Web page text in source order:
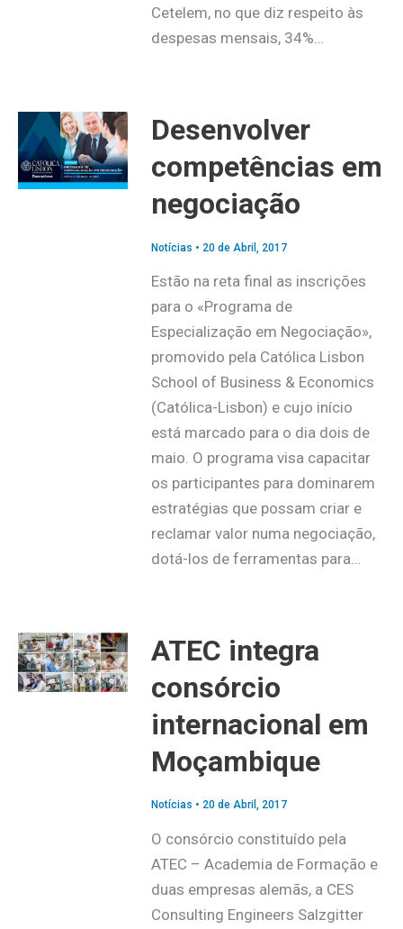
Cetelem, no que diz respeito às
despesas mensais, 34%…
Desenvolver
competências em
negociação
Notícias • 20 de Abril, 2017
Estão na reta final as inscrições
para o «Programa de
Especialização em Negociação»,
promovido pela Católica Lisbon
School of Business & Economics
(Católica-Lisbon) e cujo início
está marcado para o dia dois de
maio. O programa visa capacitar
os participantes para dominarem
estratégias que possam criar e
reclamar valor numa negociação,
dotá-los de ferramentas para…
ATEC integra
consórcio
internacional em
Moçambique
Notícias • 20 de Abril, 2017
O consórcio constituído pela
ATEC – Academia de Formação e
duas empresas alemãs, a CES
Consulting Engineers Salzgitter